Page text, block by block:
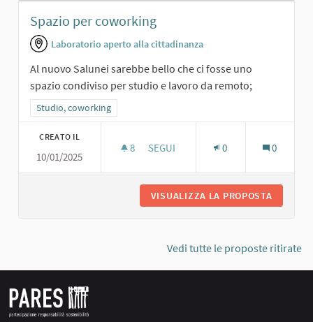
Spazio per coworking
Laboratorio aperto alla cittadinanza
Al nuovo Salunei sarebbe bello che ci fosse uno
spazio condiviso per studio e lavoro da remoto;
Filtra i risultati per categoria: Studio, coworking
Studio, coworking
CREATO IL
10/01/2025
8 8 SOSTENITORI
SEGUI 0 0
VISUALIZZA LA PROPOSTA
Vedi tutte le proposte ritirate